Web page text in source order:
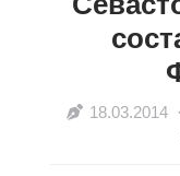
18.03.2014